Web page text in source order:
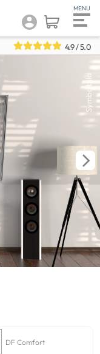
4.9/ 5.0
Symbolbild
DF Comfort